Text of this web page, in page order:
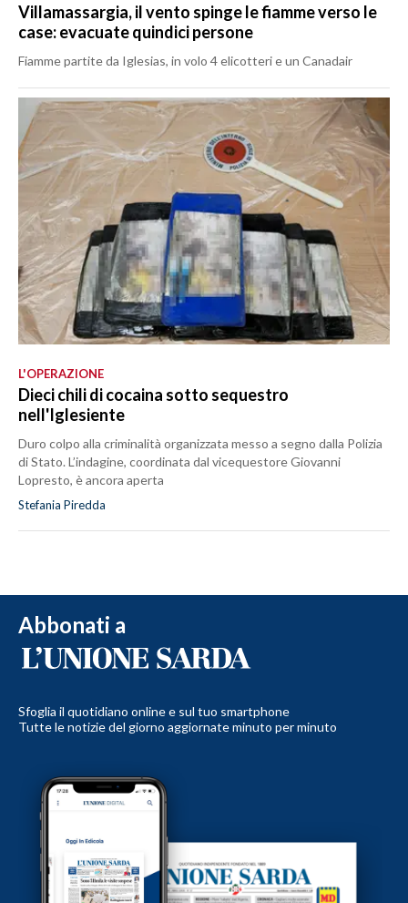
Villamassargia, il vento spinge le fiamme verso le
case: evacuate quindici persone
Fiamme partite da Iglesias, in volo 4 elicotteri e un Canadair
L'OPERAZIONE
Dieci chili di cocaina sotto sequestro
nell'Iglesiente
Duro colpo alla criminalità organizzata messo a segno dalla Polizia
di Stato. L’indagine, coordinata dal vicequestore Giovanni
Lopresto, è ancora aperta
Stefania Piredda
Abbonati a
Sfoglia il quotidiano online e sul tuo smartphone
Tutte le notizie del giorno aggiornate minuto per minuto